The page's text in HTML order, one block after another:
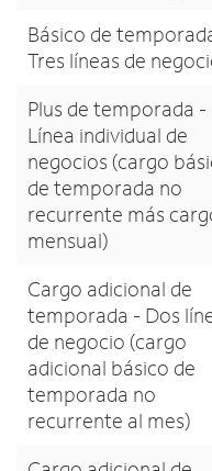
Básico de
Tres líneas de
Plus de temporada -
Línea individual de
negocios (cargo
de temporada no
recurrente más
mensual)
Cargo adicional de
temporada - Dos
de negocio (cargo
adicional básico de
temporada no
recurrente al mes)